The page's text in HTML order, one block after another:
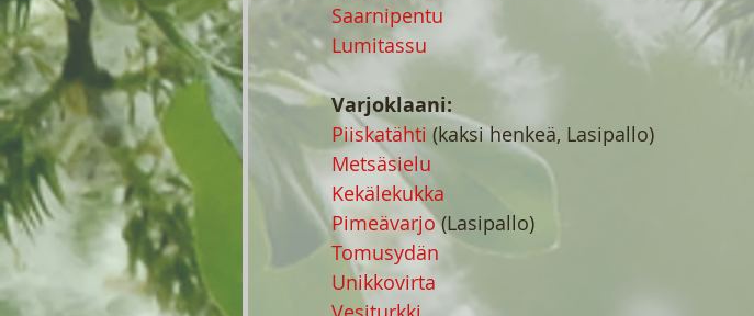
Saarnipentu
Lumitassu
Varjoklaani:
Piiskatähti (kaksi henkeä, Lasipallo)
Metsäsielu
Kekälekukka
Pimeävarjo (Lasipallo)
Tomusydän
Unikkovirta